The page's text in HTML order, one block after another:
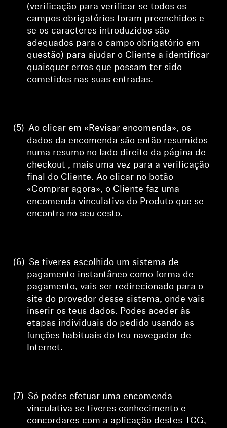
(verificaçãopara verificar se todos os
campos obrigatórios foram preenchidos e
se os caracteres introduzidos são
adequados para o campo obrigatório em
questão) para ajudar o Cliente a identificar
quaisquer erros que possam ter sido
cometidos nas suas entradas.
(5) Ao clicar em «Revisar encomenda», os
dados da encomenda são então resumidos
numa resumo no lado direito da página de
checkout , mais uma vez para a verificação
final do Cliente. Ao clicar no botão
«Comprar agora», o Cliente faz uma
encomenda vinculativa do Produto que se
encontra no seu cesto.
(6) Se tiveres escolhido um sistema de
pagamento instantâneo como forma de
pagamento, vais ser redirecionado para o
site do provedor desse sistema, onde vais
inserir os teus dados. Podes aceder às
etapas individuais do pedido usando as
funções habituais do teu navegador de
Internet.
(7) Só podes efetuar uma encomenda
vinculativa se tiveres conhecimento e
concordares com a aplicação destes TCG,